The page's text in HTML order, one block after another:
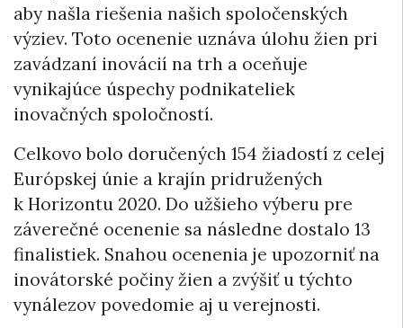
aby našla riešenia našich spoločenských
výziev. Toto ocenenie uznáva úlohu žien pri
zavádzaní inovácií na trh a oceňuje
vynikajúce úspechy podnikateliek
inovačných spoločností.
Celkovo bolo doručených 154 žiadostí z celej
Európskej únie a krajín pridružených
k Horizontu 2020. Do užšieho výberu pre
záverečné ocenenie sa následne dostalo 13
finalistiek. Snahou ocenenia je upozorniť na
inovátorské počiny žien a zvýšiť u týchto
vynálezov povedomie aj u verejnosti.